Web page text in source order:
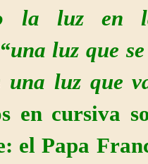
la luz en
luz que
una luz que
en cursiva
el Papa